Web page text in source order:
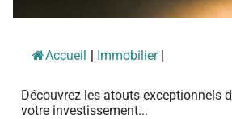
Accueil | Immobilier |
Découvrez les atouts exceptionnels
votre investissement...